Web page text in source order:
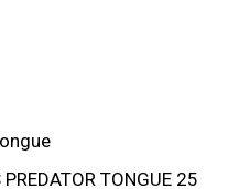
TONGUE 25